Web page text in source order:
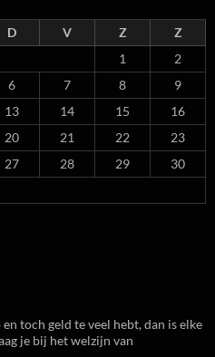
D V Z
Z
1
2
6 7 8
9
13 14 15
16
20 21 22
23
27 28 29
30
toch geld te veel hebt, dan is elke
je bij het welzijn van